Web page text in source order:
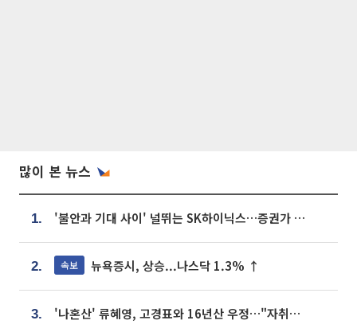
많이 본 뉴스
1. '불안과 기대 사이' 널뛰는 SK하이닉스…증권가 "HBM4·LTA 기반 펀터멘털 견고"
2. 속보 뉴욕증시, 상승...나스닥 1.3% ↑
3. '나혼산' 류혜영, 고경표와 16년산 우정…"자취방서 부모님과 마주쳐"